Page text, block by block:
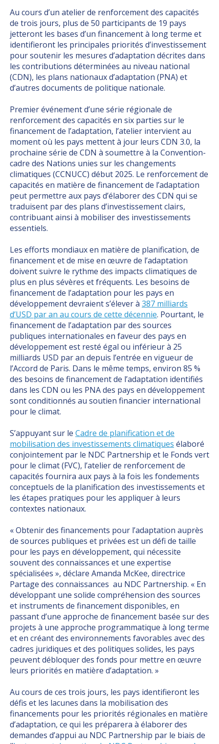
Au cours d’un atelier de renforcement des capacités
de trois jours, plus de 50 participants de 19 pays
jetteront les bases d’un financement à long terme et
identifieront les principales priorités d’investissement
pour soutenir les mesures d’adaptation décrites dans
les contributions déterminées au niveau national
(CDN), les plans nationaux d’adaptation (PNA) et
d’autres documents de politique nationale.
Premier événement d’une série régionale de
renforcement des capacités en six parties sur le
financement de l’adaptation, l’atelier intervient au
moment où les pays mettent à jour leurs CDN 3.0, la
prochaine série de CDN à soumettre à la Convention-
cadre des Nations unies sur les changements
climatiques (CCNUCC) début 2025. Le renforcement de
capacités en matière de financement de l’adaptation
peut permettre aux pays d’élaborer des CDN qui se
traduisent par des plans d’investissement clairs,
contribuant ainsi à mobiliser des investissements
essentiels.
Les efforts mondiaux en matière de planification, de
financement et de mise en œuvre de l’adaptation
doivent suivre le rythme des impacts climatiques de
plus en plus sévères et fréquents. Les besoins de
financement de l’adaptation pour les pays en
développement devraient s’élever à 387 milliards
d’USD par an au cours de cette décennie. Pourtant, le
financement de l’adaptation par des sources
publiques internationales en faveur des pays en
développement est resté égal ou inférieur à 25
milliards USD par an depuis l’entrée en vigueur de
l’Accord de Paris. Dans le même temps, environ 85 %
des besoins de financement de l’adaptation identifiés
dans les CDN ou les PNA des pays en développement
sont conditionnés au soutien financier international
pour le climat.
S’appuyant sur le Cadre de planification et de
mobilisation des investissements climatiques élaboré
conjointement par le NDC Partnership et le Fonds vert
pour le climat (FVC), l’atelier de renforcement de
capacités fournira aux pays à la fois les fondements
conceptuels de la planification des investissements et
les étapes pratiques pour les appliquer à leurs
contextes nationaux.
« Obtenir des financements pour l’adaptation auprès
de sources publiques et privées est un défi de taille
pour les pays en développement, qui nécessite
souvent des connaissances et une expertise
spécialisées », déclare Amanda McKee, directrice
Partage des connaissances au NDC Partnership. « En
développant une solide compréhension des sources
et instruments de financement disponibles, en
passant d’une approche de financement basée sur des
projets à une approche programmatique à long terme
et en créant des environnements favorables avec des
cadres juridiques et des politiques solides, les pays
peuvent débloquer des fonds pour mettre en œuvre
leurs priorités en matière d’adaptation. »
Au cours de ces trois jours, les pays identifieront les
défis et les lacunes dans la mobilisation des
financements pour les priorités régionales en matière
d’adaptation, ce qui les préparera à élaborer des
demandes d’appui au NDC Partnership par le biais de